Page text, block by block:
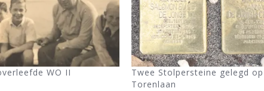
WO II
Twee Stolpersteine gelegd op
Torenlaan